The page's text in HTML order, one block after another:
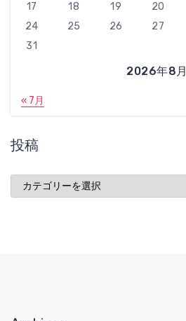
2026年8月
17
18 19 20
24
25 26 27
31
« 7月
投稿
稿